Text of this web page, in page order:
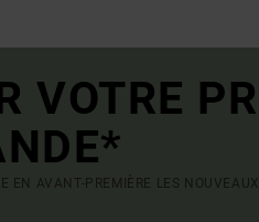
VOTRE
EN AVANT-PREMIÈRE LES